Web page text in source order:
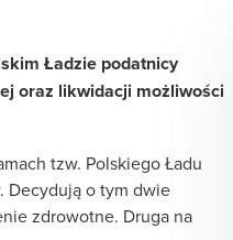
Ładzie podatnicy
oraz likwidacji możliwości
tzw. Polskiego Ładu
Decydują o tym dwie
zdrowotne. Druga na